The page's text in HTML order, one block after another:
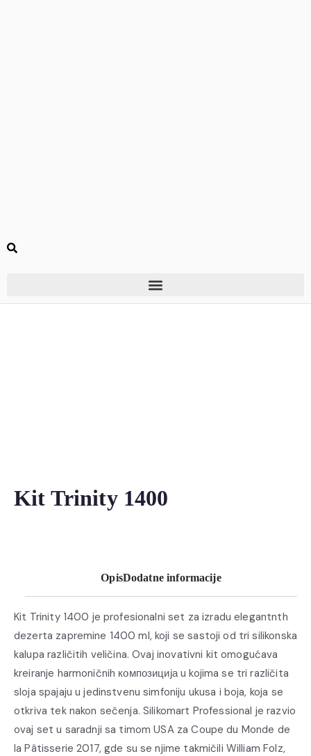
Kit Trinity 1400
OpisDodatne informacije
Kit Trinity 1400 je profesionalni set za izradu elegantnth
dezerta zapremine 1400 ml, koji se sastoji od tri silikonska
kalupa različitih veličina. Ovaj inovativni kit omogućava
kreiranje harmoničnih композиција u kojima se tri različita
sloja spajaju u jedinstvenu simfoniju ukusa i boja, koja se
otkriva tek nakon sečenja. Silikomart Professional je razvio
ovaj set u saradnji sa timom USA za Coupe du Monde de
la Pâtisserie 2017, gde su se njime takmičili William Folz,